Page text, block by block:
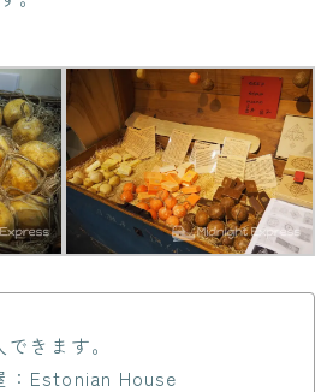
きます。
：Estonian House